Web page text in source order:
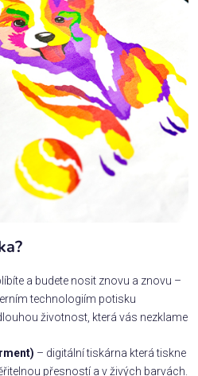
a budete nosit znovu a znovu –
technologiím potisku
životnost, která vás nezklame
– digitální tiskárna která tiskne
přesností a v živých barvách.